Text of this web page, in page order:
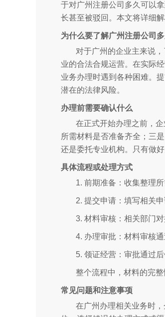
于对广州注册公司多久可以
长甚至被驳回。本文将详细
为什么要了解广州注册公司
对于广州的企业主来说
业的合法合规运营。在实际
业务办理时遇到各种困难。
潜在的法律风险。
办理前需要确认什么
在正式开始办理之前，
所需材料是否准备齐全；三
还是委托专业机构。只有做
具体流程或处理方式
1. 前期准备：收集整理
2. 提交申请：填写相关
3. 材料审核：相关部门
4. 办理审批：材料审核通
5. 领证经营：审批通过
整个流程中，材料的完
常见问题和注意事项
在广州办理相关业务时